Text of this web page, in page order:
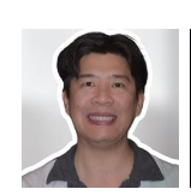
All-On-
覆蓋性
數位導
吸附式活動
吸附式假牙
植牙相關作
醫療新知